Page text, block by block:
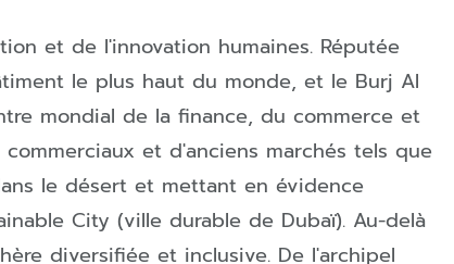
et de l'innovation humaines. Réputée
le plus haut du monde, et le Burj Al
mondial de la finance, du commerce et
et d'anciens marchés tels que
le désert et mettant en évidence
City (ville durable de Dubaï). Au-delà
diversifiée et inclusive. De l'archipel